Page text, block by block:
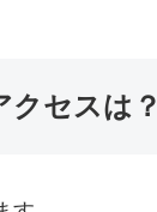
クセスは？